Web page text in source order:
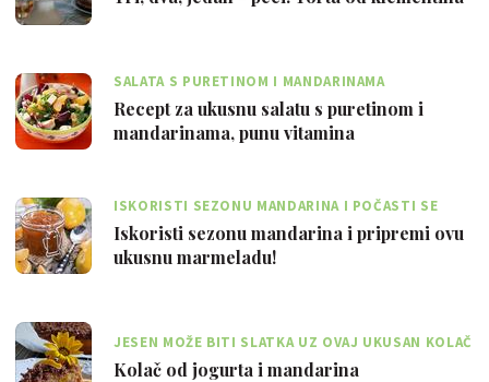
SALATA S PURETINOM I MANDARINAMA
Recept za ukusnu salatu s puretinom i
mandarinama, punu vitamina
ISKORISTI SEZONU MANDARINA I POČASTI SE
SLATKIM NAMAZOM IDEALNIM ZA DORUČAK
Iskoristi sezonu mandarina i pripremi ovu
ukusnu marmeladu!
JESEN MOŽE BITI SLATKA UZ OVAJ UKUSAN KOLAČ
OD DOMAĆIH MANDARINA
Kolač od jogurta i mandarina